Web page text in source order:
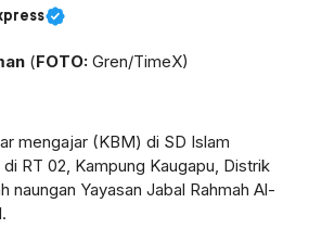
(FOTO: Gren/TimeX)
mengajar (KBM) di SD Islam
RT 02, Kampung Kaugapu, Distrik
naungan Yayasan Jabal Rahmah Al-